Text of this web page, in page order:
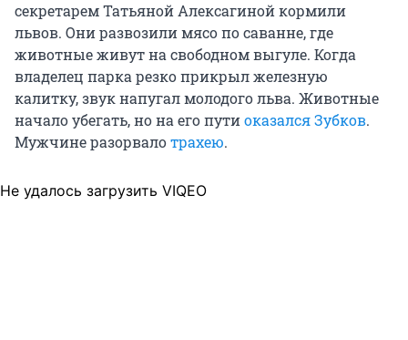
секретарем Татьяной Алексагиной кормили
львов. Они развозили мясо по саванне, где
животные живут на свободном выгуле. Когда
владелец парка резко прикрыл железную
калитку, звук напугал молодого льва. Животные
начало убегать, но на его путиоказался Зубков.
Мужчине разорвалотрахею.
Не удалось загрузить VIQEO